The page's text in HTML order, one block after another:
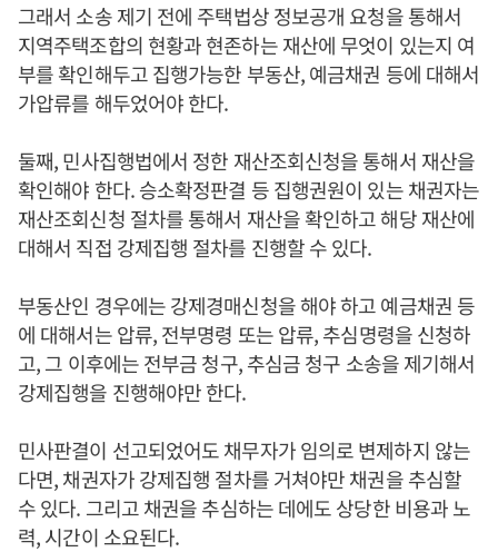
그래서 소송 제기 전에 주택법상 정보공개 요청을 통해서
지역주택조합의 현황과 현존하는 재산에 무엇이 있는지 여
부를 확인해두고 집행가능한 부동산, 예금채권 등에 대해서
가압류를 해두었어야 한다.
둘째, 민사집행법에서 정한 재산조회신청을 통해서 재산을
확인해야 한다. 승소확정판결 등 집행권원이 있는 채권자는
재산조회신청 절차를 통해서 재산을 확인하고 해당 재산에
대해서 직접 강제집행 절차를 진행할 수 있다.
부동산인 경우에는 강제경매신청을 해야 하고 예금채권 등
에 대해서는 압류, 전부명령 또는 압류, 추심명령을 신청하
고, 그 이후에는 전부금 청구, 추심금 청구 소송을 제기해서
강제집행을 진행해야만 한다.
민사판결이 선고되었어도 채무자가 임의로 변제하지 않는
다면, 채권자가 강제집행 절차를 거쳐야만 채권을 추심할
수 있다. 그리고 채권을 추심하는 데에도 상당한 비용과 노
력, 시간이 소요된다.